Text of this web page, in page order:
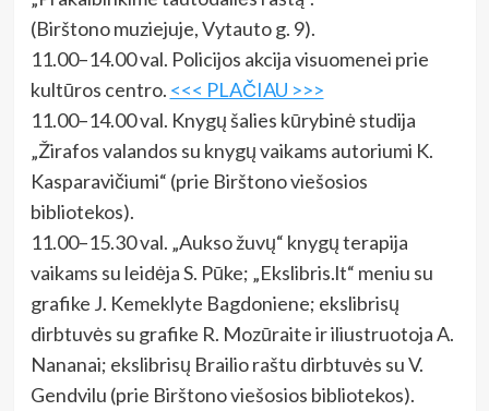
(Birštono muziejuje, Vytauto g. 9).
11.00–14.00 val. Policijos akcija visuomenei prie
kultūros centro. <<< PLAČIAU >>>
11.00–14.00 val. Knygų šalies kūrybinė studija
„Žirafos valandos su knygų vaikams autoriumi K.
Kasparavičiumi“ (prie Birštono viešosios
bibliotekos).
11.00–15.30 val. „Aukso žuvų“ knygų terapija
vaikams su leidėja S. Pūke; „Ekslibris.lt“ meniu su
grafike J. Kemeklyte Bagdoniene; ekslibrisų
dirbtuvės su grafike R. Mozūraite ir iliustruotoja A.
Nananai; ekslibrisų Brailio raštu dirbtuvės su V.
Gendvilu (prie Birštono viešosios bibliotekos).